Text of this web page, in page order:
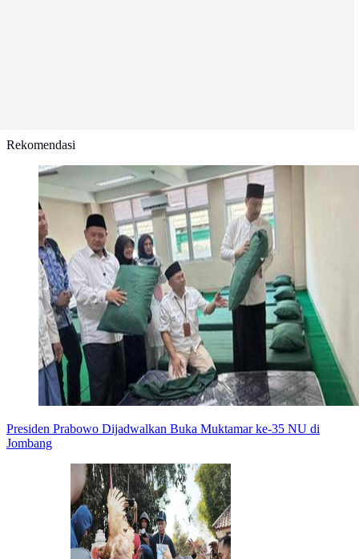
Rekomendasi
Presiden Prabowo Dijadwalkan Buka Muktamar ke-35 NU di
Jombang